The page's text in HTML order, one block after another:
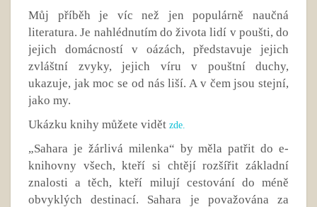
Můj příběh je víc než jen populárně naučná
literatura. Je nahlédnutím do života lidí v poušti, do
jejich domácností v oázách, představuje jejich
zvláštní zvyky, jejich víru v pouštní duchy,
ukazuje, jak moc se od nás liší. A v čem jsou stejní,
jako my.
Ukázku knihy můžete vidět zde.
„Sahara je žárlivá milenka“ by měla patřit do e-
knihovny všech, kteří si chtějí rozšířit základní
znalosti a těch, kteří milují cestování do méně
obvyklých destinací. Sahara je považována za